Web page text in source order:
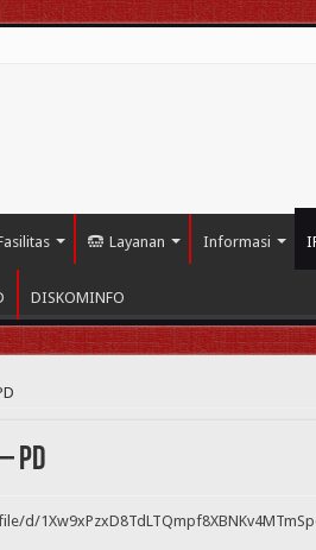
Layanan Informasi
DISKOMINFO
PD
d/